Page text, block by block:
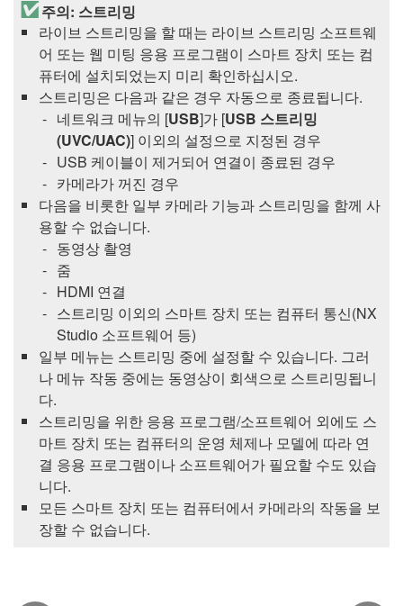
주의: 스트리밍
라이브 스트리밍을 할 때는 라이브 스트리밍 소프트웨
어 또는 웹 미팅 응용 프로그램이 스마트 장치 또는 컴
퓨터에 설치되었는지 미리 확인하십시오.
스트리밍은 다음과 같은 경우 자동으로 종료됩니다.
네트워크 메뉴의 [USB]가 [USB 스트리밍
(UVC/UAC)] 이외의 설정으로 지정된 경우
USB 케이블이 제거되어 연결이 종료된 경우
카메라가 꺼진 경우
다음을 비롯한 일부 카메라 기능과 스트리밍을 함께 사
용할 수 없습니다.
동영상 촬영
줌
HDMI 연결
스트리밍 이외의 스마트 장치 또는 컴퓨터 통신(NX
Studio 소프트웨어 등)
일부 메뉴는 스트리밍 중에 설정할 수 있습니다. 그러
나 메뉴 작동 중에는 동영상이 회색으로 스트리밍됩니
다.
스트리밍을 위한 응용 프로그램/소프트웨어 외에도 스
마트 장치 또는 컴퓨터의 운영 체제나 모델에 따라 연
결 응용 프로그램이나 소프트웨어가 필요할 수도 있습
니다.
모든 스마트 장치 또는 컴퓨터에서 카메라의 작동을 보
장할 수 없습니다.